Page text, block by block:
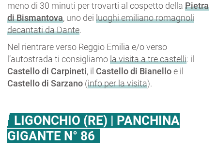
meno di 30 minuti per trovarti al cospetto della Pietra
di Bismantova, uno dei luoghi emiliano romagnoli
decantati da Dante.
Nel rientrare verso Reggio Emilia e/o verso
l’autostrada ti consigliamola visita a tre castelli: il
Castello di Carpineti, il Castello di Bianelloe il
Castello di Sarzano (info per la visita).
LIGONCHIO (RE) | PANCHINA
GIGANTE N° 86